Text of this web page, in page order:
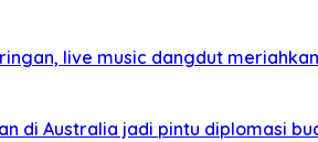
live music dangdut
di Australia jadi pintu diplomasi